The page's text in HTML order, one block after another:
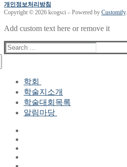
개인정보처리방침
Copyright © 2026 kcogsci – Powered by Customify.
Add custom text here or remove it
Search
for:
학회
학회장 인사말
현 임원진
역대 임원진
학술지소개
학술대회목록
알림마당